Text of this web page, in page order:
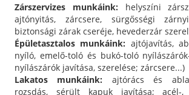
Zárszervizes munkáink: helyszíni
ajtónyitás, zárcsere, sürgősségi
biztonsági zárak cseréje, hevederzár
Épületasztalos munkáink: ajtójavítás,
nyíló, emelő-toló és bukó-toló
nyílászárók javítása, szerelése; zárcsere...)
Lakatos munkáink: ajtórács és
rozsdás, sérült kapuk javítása; acél-